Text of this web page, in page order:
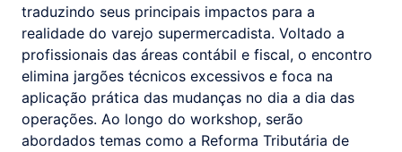
traduzindo seus principais impactos para a
realidade do varejo supermercadista. Voltado a
profissionais das áreas contábil e fiscal, o encontro
elimina jargões técnicos excessivos e foca na
aplicação prática das mudanças no dia a dia das
operações. Ao longo do workshop, serão
abordados temas como a Reforma Tributária de